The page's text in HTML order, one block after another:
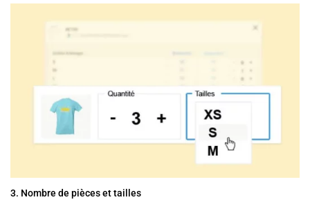
3. Nombre de pièces et tailles